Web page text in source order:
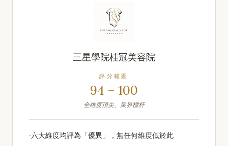
三星學院桂冠美容院
評分範圍
94 – 100
全維度頂尖、業界標杆
·六大維度均評為「優異」，無任何維度低於此